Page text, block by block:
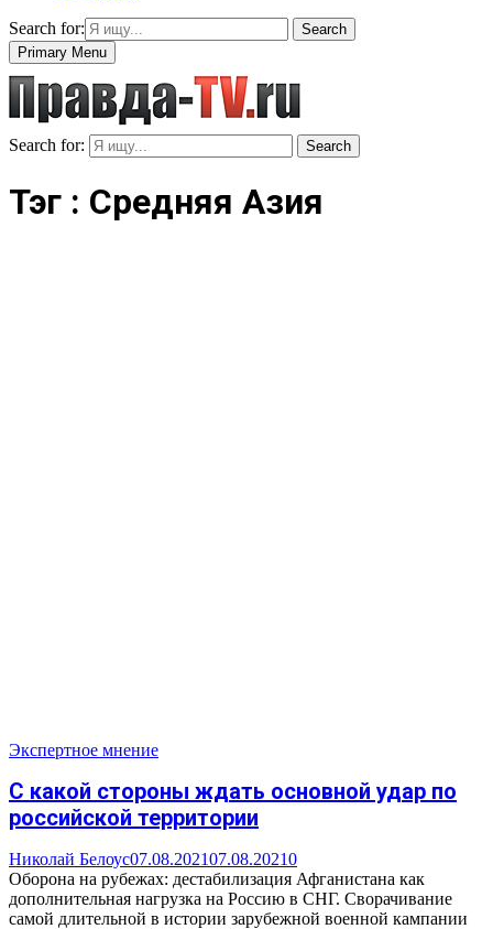
Search for:
Search
Primary Menu
Search for: Search
Тэг : Средняя Азия
Экспертное мнение
С какой стороны ждать основной удар по
российской территории
Николай Белоус07.08.202107.08.20210
Оборона на рубежах: дестабилизация Афганистана как
дополнительная нагрузка на Россию в СНГ. Сворачивание
самой длительной в истории зарубежной военной кампании